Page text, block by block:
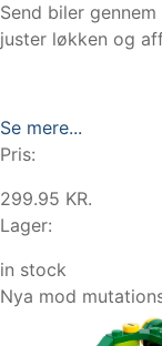
Send biler
juster løkken og
Se mere...
Pris:
299.95 KR.
Lager:
in stock
Nya mod